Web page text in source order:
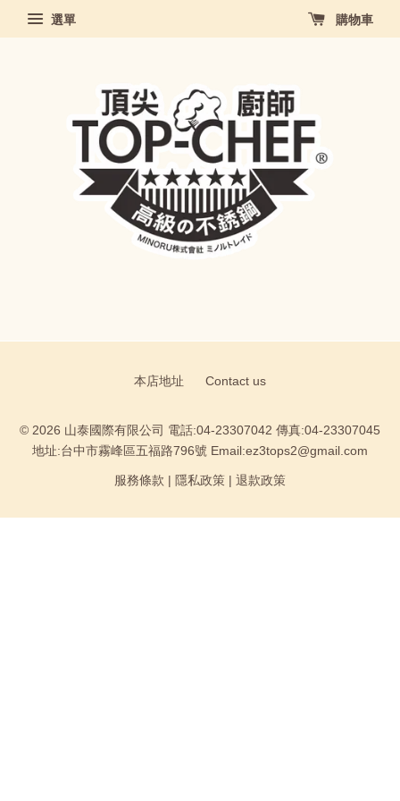
選單 購物車
本店地址 Contact us
© 2026 山泰國際有限公司 電話:04-23307042 傳真:04-23307045
地址:台中市霧峰區五福路796號 Email:ez3tops2@gmail.com
服務條款 隱私政策 退款政策